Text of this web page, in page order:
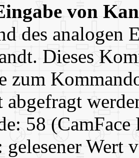
von
des analogen
Dieses
zum
abgefragt
58
gelesener Wert